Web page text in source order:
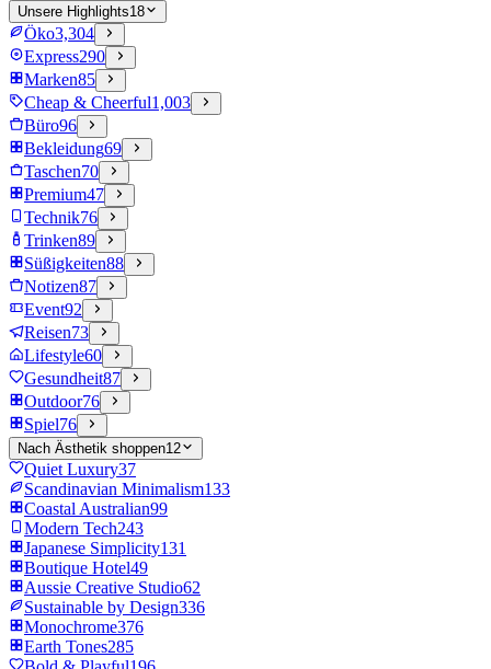
Unsere Highlights18
Öko3,304
Express290
Marken85
Cheap & Cheerful1,003
Büro96
Bekleidung69
Taschen70
Premium47
Technik76
Trinken89
Süßigkeiten88
Notizen87
Event92
Reisen73
Lifestyle60
Gesundheit87
Outdoor76
Spiel76
Nach Ästhetik shoppen12
Quiet Luxury37
Scandinavian Minimalism133
Coastal Australian99
Modern Tech243
Japanese Simplicity131
Boutique Hotel49
Aussie Creative Studio62
Sustainable by Design336
Monochrome376
Earth Tones285